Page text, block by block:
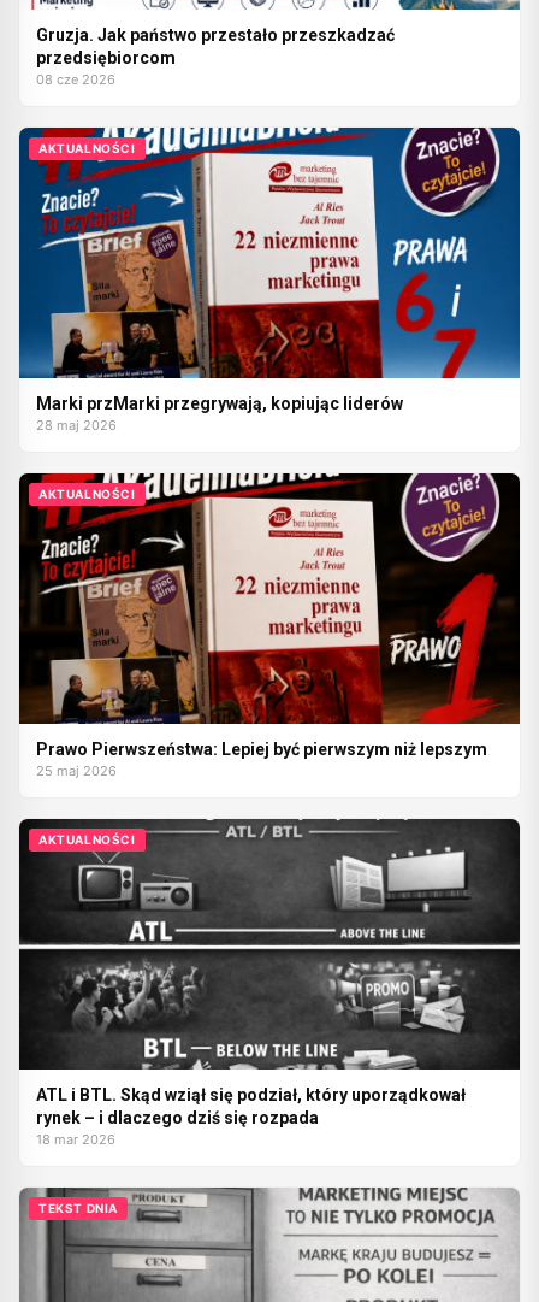
Gruzja. Jak państwo przestało przeszkadzać
przedsiębiorcom
08 cze 2026
AKTUALNOŚCI
Marki przMarki przegrywają, kopiując liderów
28 maj 2026
AKTUALNOŚCI
Prawo Pierwszeństwa: Lepiej być pierwszym niż lepszym
25 maj 2026
AKTUALNOŚCI
ATL i BTL. Skąd wziął się podział, który uporządkował
rynek – i dlaczego dziś się rozpada
18 mar 2026
TEKST DNIA